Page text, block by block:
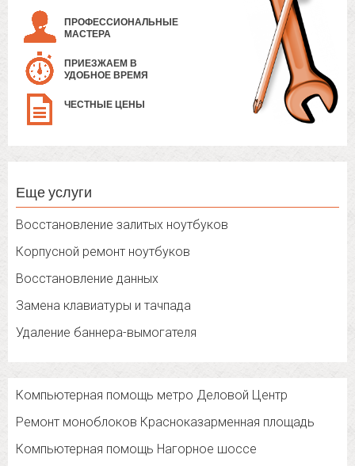
ПРОФЕССИОНАЛЬНЫЕ
МАСТЕРА
ПРИЕЗЖАЕМ В
УДОБНОЕ ВРЕМЯ
ЧЕСТНЫЕ ЦЕНЫ
Еще услуги
Восстановление залитых ноутбуков
Корпусной ремонт ноутбуков
Восстановление данных
Замена клавиатуры и тачпада
Удаление баннера-вымогателя
Компьютерная помощь метро Деловой Центр
Ремонт моноблоков Красноказарменная площадь
Компьютерная помощь Нагорное шоссе